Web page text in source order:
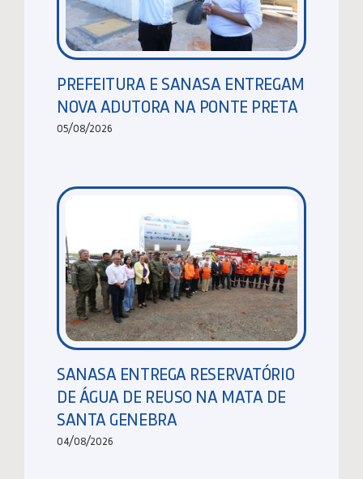
PREFEITURA E SANASA ENTREGAM
NOVA ADUTORA NA PONTE PRETA
05/08/2026
SANASA ENTREGA RESERVATÓRIO
DE ÁGUA DE REUSO NA MATA DE
SANTA GENEBRA
04/08/2026